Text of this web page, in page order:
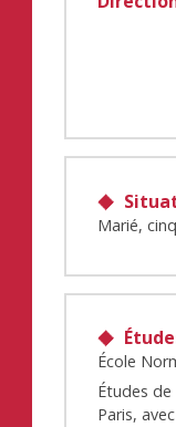
Marié,
École
Études
Paris,